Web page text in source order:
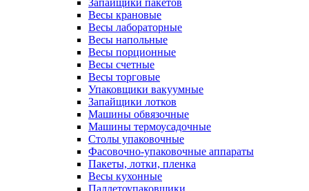
Запайщики пакетов
Весы крановые
Весы лабораторные
Весы напольные
Весы порционные
Весы счетные
Весы торговые
Упаковщики вакуумные
Запайщики лотков
Машины обвязочные
Машины термоусадочные
Столы упаковочные
Фасовочно-упаковочные аппараты
Пакеты, лотки, пленка
Весы кухонные
Паллетоупаковщики